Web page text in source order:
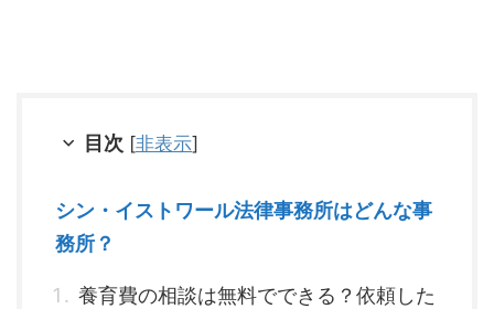
目次 [非表示]
シン・イストワール法律事務所はどんな事
務所？
養育費の相談は無料でできる？依頼した